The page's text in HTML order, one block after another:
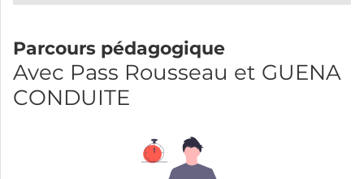
Parcours pédagogique
Avec Pass Rousseau et GUENA
CONDUITE